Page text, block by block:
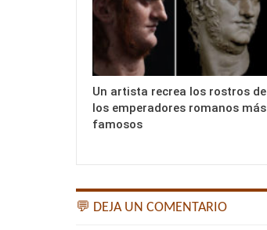
Un artista recrea los rostros de
los emperadores romanos más
famosos
💬 DEJA UN COMENTARIO